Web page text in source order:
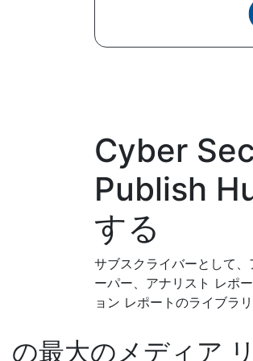
Cyber
Publish
する
サブスクライバーとして
ーパー、アナリスト レポ
ョン レポートのライブラ
の最大のメディア